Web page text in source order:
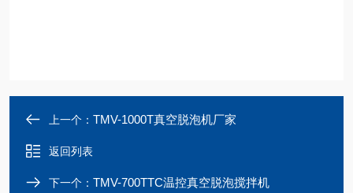
上一个： TMV-1000T真空脱泡机厂家
返回列表
下一个： TMV-700TTC温控真空脱泡搅拌机